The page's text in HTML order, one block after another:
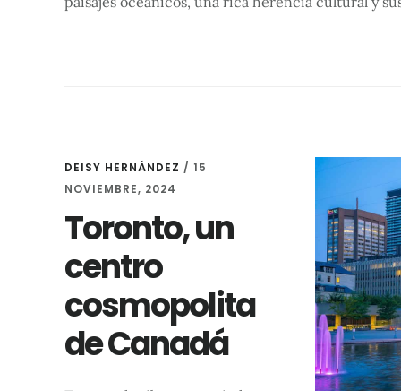
DEISY HERNÁNDEZ / 15
NOVIEMBRE, 2024
Toronto, un
centro
cosmopolita
de Canadá